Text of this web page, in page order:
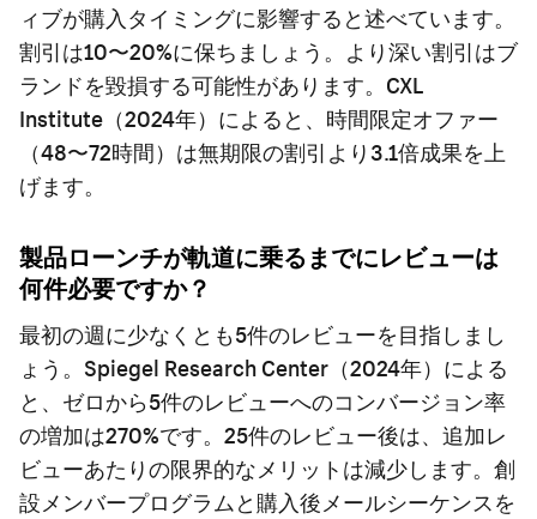
ィブが購入タイミングに影響すると述べています。
割引は10〜20%に保ちましょう。より深い割引はブ
ランドを毀損する可能性があります。CXL
Institute（2024年）によると、時間限定オファー
（48〜72時間）は無期限の割引より3.1倍成果を上
げます。
製品ローンチが軌道に乗るまでにレビューは
何件必要ですか？
最初の週に少なくとも5件のレビューを目指しまし
ょう。Spiegel Research Center（2024年）による
と、ゼロから5件のレビューへのコンバージョン率
の増加は270%です。25件のレビュー後は、追加レ
ビューあたりの限界的なメリットは減少します。創
設メンバープログラムと購入後メールシーケンスを